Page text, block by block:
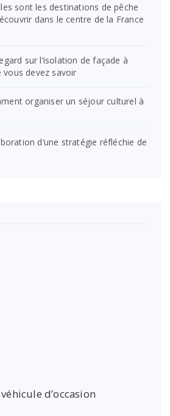
sont les destinations de pêche
dans le centre de la France
sur l’isolation de façade à
vous devez savoir
organiser un séjour culturel à
d’une stratégie réfléchie de
d’occasion